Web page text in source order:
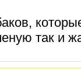
так и